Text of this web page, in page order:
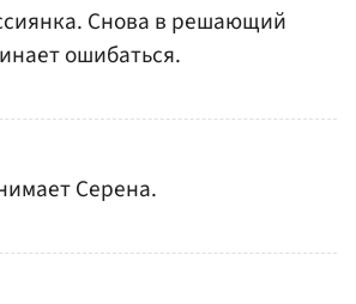
Снова в решающий
ошибаться.
Серена.